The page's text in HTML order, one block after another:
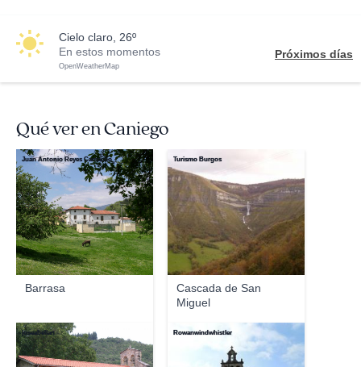
cielo claro, 26º
En estos momentos
OpenWeatherMap
Próximos días
Qué ver en Caniego
Barrasa
Juan Antonio Reyes Camacho
Cascada de San
Miguel
Turismo Burgos
joseabellan Rowanwindwhistler